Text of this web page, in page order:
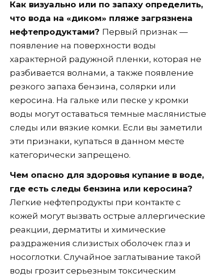
Как визуально или по запаху определить,
что вода на «диком» пляже загрязнена
нефтепродуктами? Первый признак —
появление на поверхности воды
характерной радужной пленки, которая не
разбивается волнами, а также появление
резкого запаха бензина, солярки или
керосина. На гальке или песке у кромки
воды могут оставаться темные маслянистые
следы или вязкие комки. Если вы заметили
эти признаки, купаться в данном месте
категорически запрещено.
Чем опасно для здоровья купание в воде,
где есть следы бензина или керосина?
Легкие нефтепродукты при контакте с
кожей могут вызвать острые аллергические
реакции, дерматиты и химические
раздражения слизистых оболочек глаз и
носоглотки. Случайное заглатывание такой
воды грозит серьезным токсическим